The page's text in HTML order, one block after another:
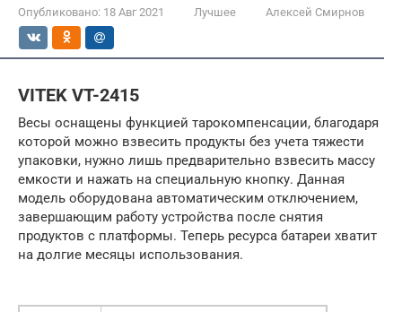
Опубликовано: 18 Авг 2021 Лучшее Алексей Смирнов
VITEK VT-2415
Весы оснащены функцией тарокомпенсации, благодаря
которой можно взвесить продукты без учета тяжести
упаковки, нужно лишь предварительно взвесить массу
емкости и нажать на специальную кнопку. Данная
модель оборудована автоматическим отключением,
завершающим работу устройства после снятия
продуктов с платформы. Теперь ресурса батареи хватит
на долгие месяцы использования.